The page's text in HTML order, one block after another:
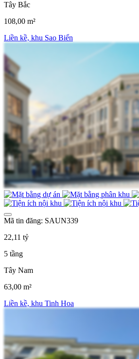
Tây Bắc
108,00 m²
Liền kề, khu Sao Biển
Mã tin đăng: SAUN339
22,11 tỷ
5 tầng
Tây Nam
63,00 m²
Liền kề, khu Tinh Hoa